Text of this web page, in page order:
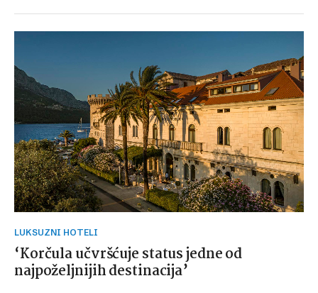
LUKSUZNI HOTELI
‘Korčula učvršćuje status jedne od
najpoželjnijih destinacija’